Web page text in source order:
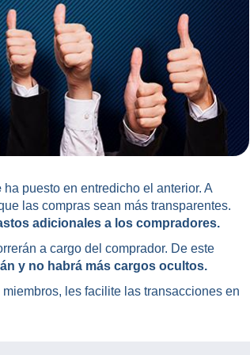
ha puesto en entredicho el anterior. A
las compras sean más transparentes.
adicionales a los compradores.
a cargo del comprador. De este
y no habrá más cargos ocultos.
les facilite las transacciones en